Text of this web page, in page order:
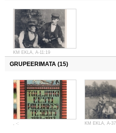
KM EKLA, A-11:19
GRUPEERIMATA (15)
, -: KM EKLA, A-